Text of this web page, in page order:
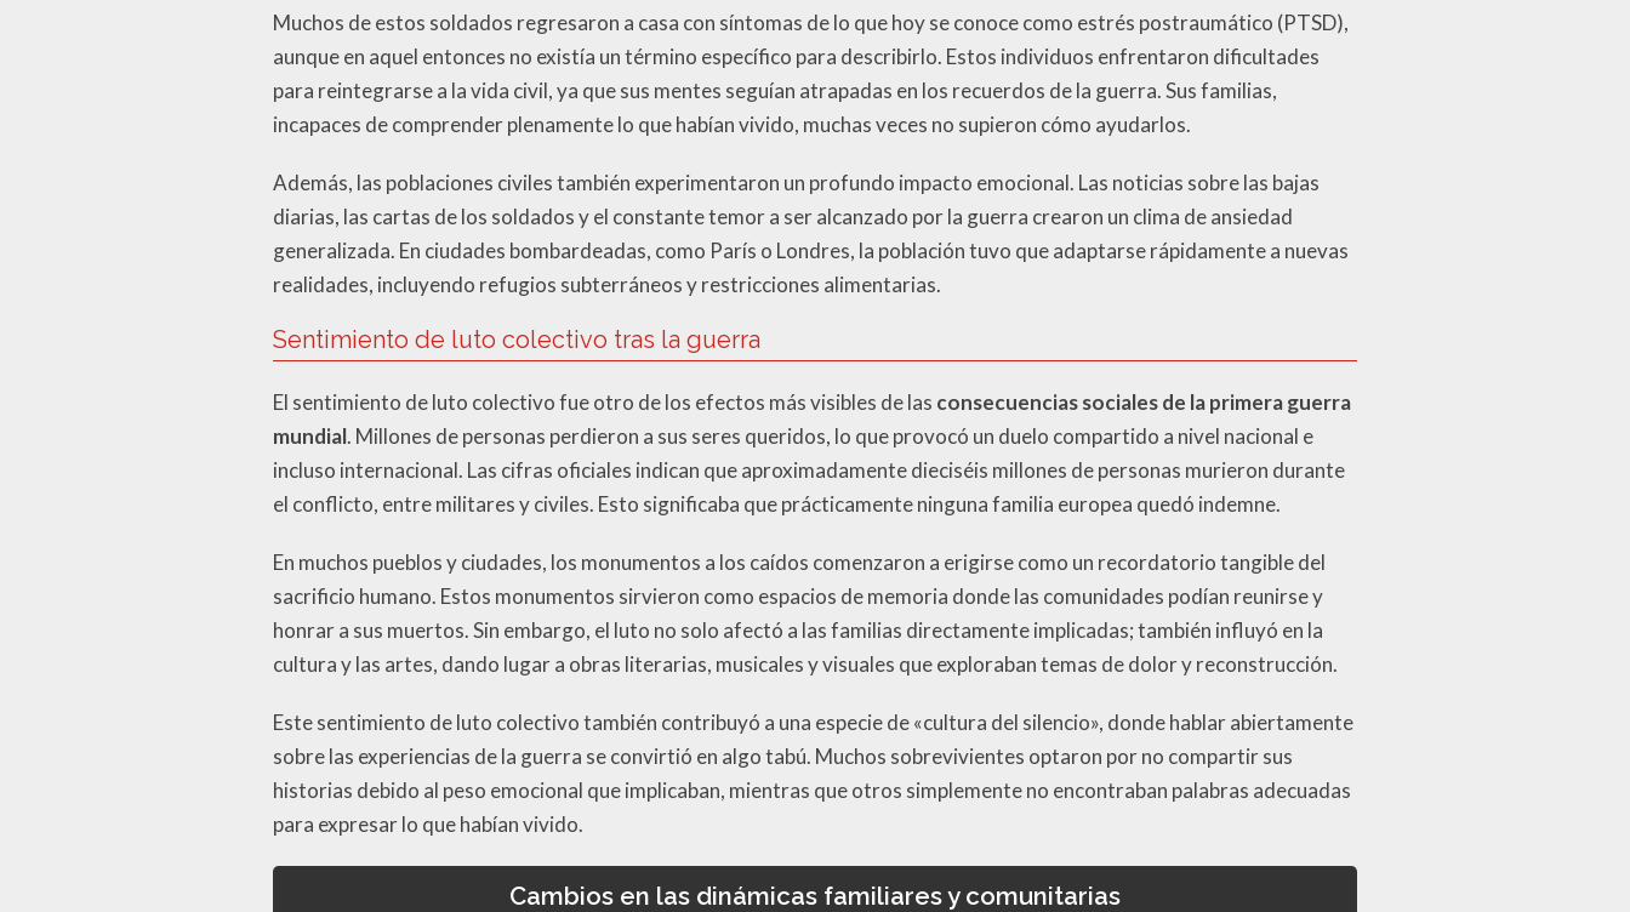
Muchos de estos soldados regresaron a casa con síntomas de lo que hoy se conoce como estrés postraumático (PTSD),
aunque en aquel entonces no existía un término específico para describirlo. Estos individuos enfrentaron dificultades
para reintegrarse a la vida civil, ya que sus mentes seguían atrapadas en los recuerdos de la guerra. Sus familias,
incapaces de comprender plenamente lo que habían vivido, muchas veces no supieron cómo ayudarlos.
Además, las poblaciones civiles también experimentaron un profundo impacto emocional. Las noticias sobre las bajas
diarias, las cartas de los soldados y el constante temor a ser alcanzado por la guerra crearon un clima de ansiedad
generalizada. En ciudades bombardeadas, como París o Londres, la población tuvo que adaptarse rápidamente a nuevas
realidades, incluyendo refugios subterráneos y restricciones alimentarias.
Sentimiento de luto colectivo tras la guerra
El sentimiento de luto colectivo fue otro de los efectos más visibles de las consecuencias sociales de la primera guerra
mundial. Millones de personas perdieron a sus seres queridos, lo que provocó un duelo compartido a nivel nacional e
incluso internacional. Las cifras oficiales indican que aproximadamente dieciséis millones de personas murieron durante
el conflicto, entre militares y civiles. Esto significaba que prácticamente ninguna familia europea quedó indemne.
En muchos pueblos y ciudades, los monumentos a los caídos comenzaron a erigirse como un recordatorio tangible del
sacrificio humano. Estos monumentos sirvieron como espacios de memoria donde las comunidades podían reunirse y
honrar a sus muertos. Sin embargo, el luto no solo afectó a las familias directamente implicadas; también influyó en la
cultura y las artes, dando lugar a obras literarias, musicales y visuales que exploraban temas de dolor y reconstrucción.
Este sentimiento de luto colectivo también contribuyó a una especie de «cultura del silencio», donde hablar abiertamente
sobre las experiencias de la guerra se convirtió en algo tabú. Muchos sobrevivientes optaron por no compartir sus
historias debido al peso emocional que implicaban, mientras que otros simplemente no encontraban palabras adecuadas
para expresar lo que habían vivido.
Cambios en las dinámicas familiares y comunitarias